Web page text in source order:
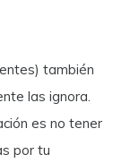
también
las ignora.
es no tener
por tu